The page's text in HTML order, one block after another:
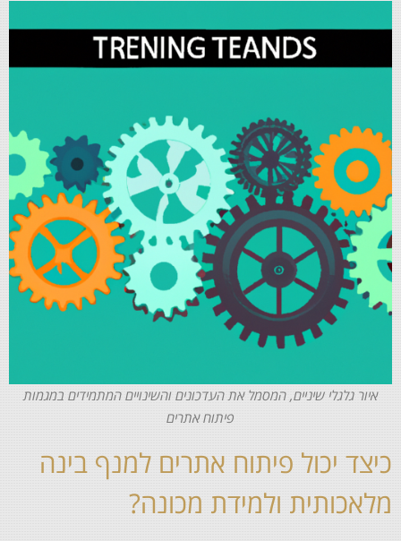
איור גלגלי שיניים, המסמל את העדכונים והשינויים המתמידים במגמות
פיתוח אתרים
כיצד יכול פיתוח אתרים למנף בינה
מלאכותית ולמידת מכונה?